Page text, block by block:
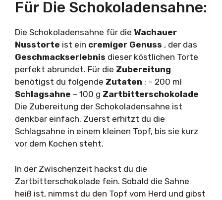
Für Die Schokoladensahne:
Die Schokoladensahne für die Wachauer
Nusstorte ist ein cremiger Genuss , der das
Geschmackserlebnis dieser köstlichen Torte
perfekt abrundet. Für die Zubereitung
benötigst du folgende Zutaten : – 200 ml
Schlagsahne – 100 g Zartbitterschokolade
Die Zubereitung der Schokoladensahne ist
denkbar einfach. Zuerst erhitzt du die
Schlagsahne in einem kleinen Topf, bis sie kurz
vor dem Kochen steht.
In der Zwischenzeit hackst du die
Zartbitterschokolade fein. Sobald die Sahne
heiß ist, nimmst du den Topf vom Herd und gibst